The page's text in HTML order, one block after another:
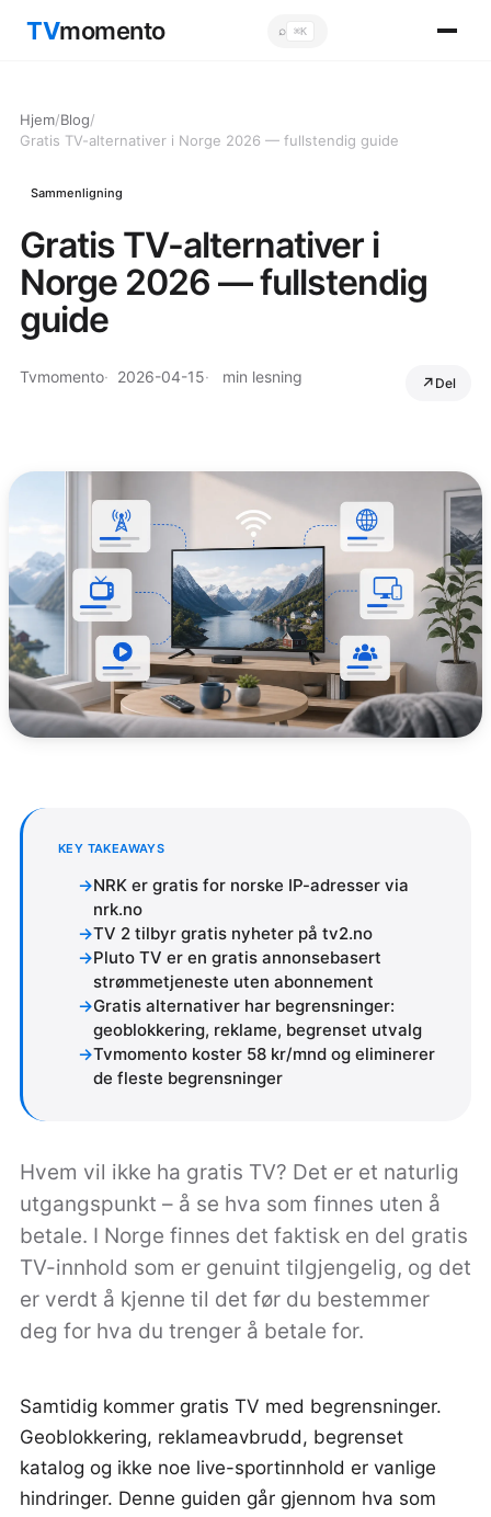
TVmomento ⌕
Sök⌘K
Hjem/Blog/
Gratis TV-alternativer i Norge 2026 — fullstendig guide
Sammenligning
Gratis TV-alternativer i
Norge 2026 — fullstendig
guide
Tvmomento 2026-04-15 min lesning Del
KEY TAKEAWAYS
NRK er gratis for norske IP-adresser via
nrk.no
TV 2 tilbyr gratis nyheter på tv2.no
Pluto TV er en gratis annonsebasert
strømmetjeneste uten abonnement
Gratis alternativer har begrensninger:
geoblokkering, reklame, begrenset utvalg
Tvmomento koster 58 kr/mnd og eliminerer
de fleste begrensninger
Hvem vil ikke ha gratis TV? Det er et naturlig
utgangspunkt – å se hva som finnes uten å
betale. I Norge finnes det faktisk en del gratis
TV-innhold som er genuint tilgjengelig, og det
er verdt å kjenne til det før du bestemmer
deg for hva du trenger å betale for.
Samtidig kommer gratis TV med begrensninger.
Geoblokkering, reklameavbrudd, begrenset
katalog og ikke noe live-sportinnhold er vanlige
hindringer. Denne guiden går gjennom hva som